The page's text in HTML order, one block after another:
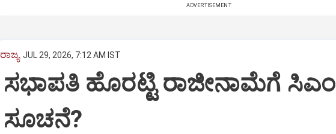
ADVERTISEMENT
ರಾಜ್ಯ JUL 29, 2026, 7:12 AM IST
ಸಭಾಪತಿ ಹೊರಟ್ಟಿ ರಾಜೀನಾಮೆಗೆ ಸಿಎಂ
ಸೂಚನೆ?